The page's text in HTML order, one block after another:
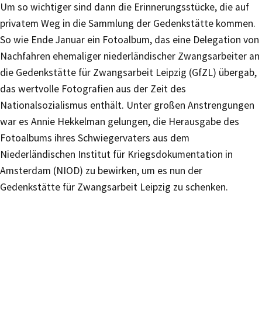
Um so wichtiger sind dann die Erinnerungsstücke, die auf
privatem Weg in die Sammlung der Gedenkstätte kommen.
So wie Ende Januar ein Fotoalbum, das eine Delegation von
Nachfahren ehemaliger niederländischer Zwangsarbeiter an
die Gedenkstätte für Zwangsarbeit Leipzig (GfZL) übergab,
das wertvolle Fotografien aus der Zeit des
Nationalsozialismus enthält. Unter großen Anstrengungen
war es Annie Hekkelman gelungen, die Herausgabe des
Fotoalbums ihres Schwiegervaters aus dem
Niederländischen Institut für Kriegsdokumentation in
Amsterdam (NIOD) zu bewirken, um es nun der
Gedenkstätte für Zwangsarbeit Leipzig zu schenken.